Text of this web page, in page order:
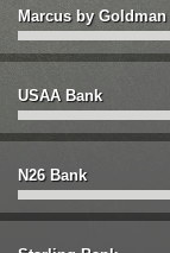
Marcus by
USAA Bank
N26 Bank